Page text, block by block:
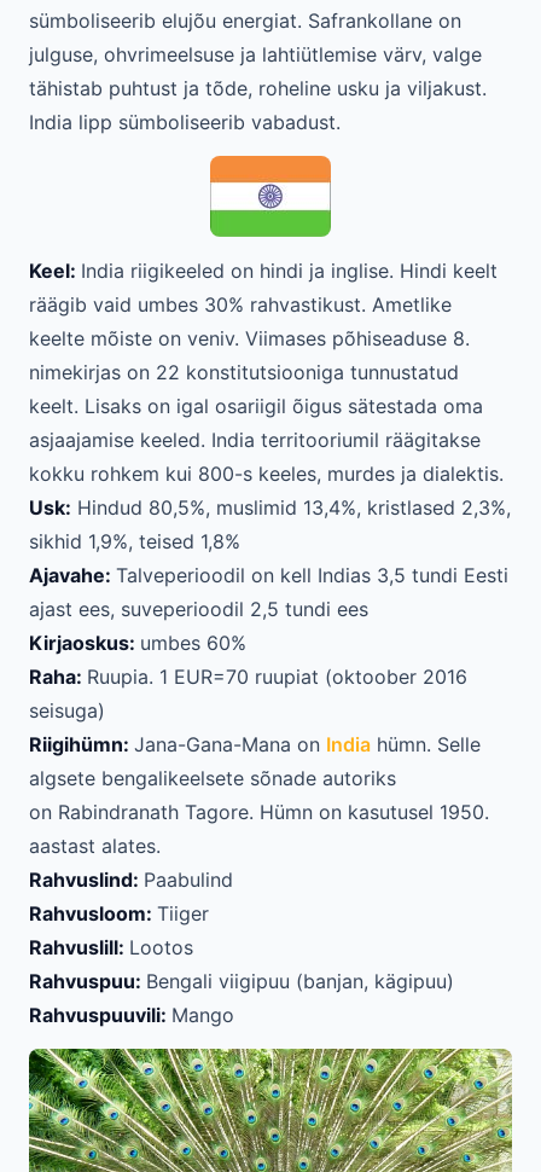
sümboliseerib elujõu energiat. Safrankollane on
julguse, ohvrimeelsuse ja lahtiütlemise värv, valge
tähistab puhtust ja tõde, roheline usku ja viljakust.
India lipp sümboliseerib vabadust.
Keel: India riigikeeled on hindi ja inglise. Hindi keelt
räägib vaid umbes 30% rahvastikust. Ametlike
keelte mõiste on veniv. Viimases põhiseaduse 8.
nimekirjas on 22 konstitutsiooniga tunnustatud
keelt. Lisaks on igal osariigil õigus sätestada oma
asjaajamise keeled. India territooriumil räägitakse
kokku rohkem kui 800-s keeles, murdes ja dialektis.
Usk: Hindud 80,5%, muslimid 13,4%, kristlased 2,3%,
sikhid 1,9%, teised 1,8%
Ajavahe: Talveperioodil on kell Indias 3,5 tundi Eesti
ajast ees, suveperioodil 2,5 tundi ees
Kirjaoskus: umbes 60%
Raha: Ruupia. 1 EUR=70 ruupiat (oktoober 2016
seisuga)
Riigihümn: Jana-Gana-Mana on India hümn. Selle
algsete bengalikeelsete sõnade autoriks
on Rabindranath Tagore. Hümn on kasutusel 1950.
aastast alates.
Rahvuslind: Paabulind
Rahvusloom: Tiiger
Rahvuslill: Lootos
Rahvuspuu: Bengali viigipuu (banjan, kägipuu)
Rahvuspuuvili: Mango